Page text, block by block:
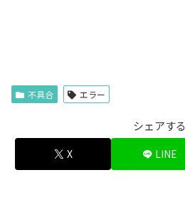
不具合 エラー
シェアする
X LINE